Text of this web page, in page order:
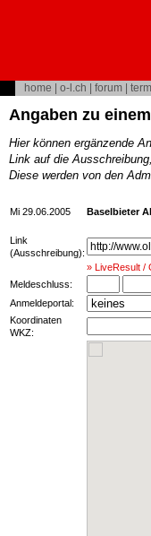
home o-l.ch forum
Angaben zu
Hier können ergänzende
Link auf die
Diese werden von den
Mi 29.06.2005 Baselbieter
Link
(Ausschreibung):
» LiveResult /
Meldeschluss:
Anmeldeportal:
Koordinaten
WKZ: